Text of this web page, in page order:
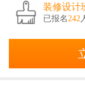
装修设计
已报名 242